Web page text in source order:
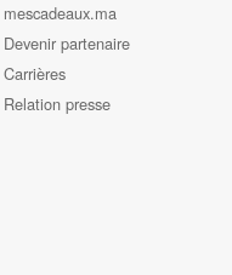
mescadeaux.ma
Devenir partenaire
Carrières
Relation presse